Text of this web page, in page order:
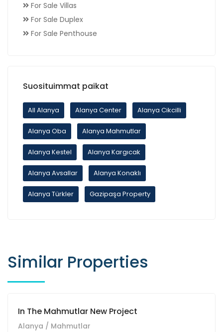
For Sale Villas
For Sale Duplex
For Sale Penthouse
Suosituimmat paikat
All Alanya Alanya Center Alanya Cikcilli
Alanya Oba Alanya Mahmutlar
Alanya Kestel Alanya Kargıcak
Alanya Avsallar Alanya Konaklı
Alanya Türkler Gazipaşa Property
Similar Properties
In The Mahmutlar New Project
Alanya / Mahmutlar